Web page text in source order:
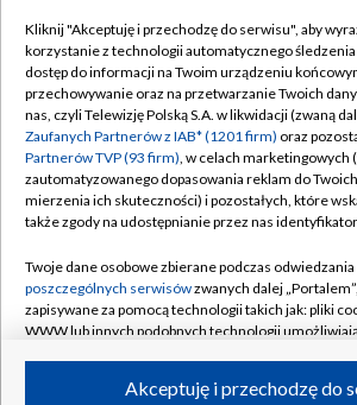
TVP
Abonament TVP
Emisja w TVP
Centrum informacji TVP
Naziemna Telewizja Cyfrowa
Rada Programowa
System NOS
Informacje o nadawcy
Program dla prasy
Regulamin TVP
Polityka
Moje zgody
Pomoc
Kontakt
Kanały
Kliknij "Akceptuję i przechodzę do serwisu", aby
korzystanie z technologii automatycznego śledzenia
dostęp do informacji na Twoim urządzeniu
przechowywanie oraz na przetwarzanie Twoich
nas, czyli Telewizję Polską S.A. w likwidacji (zwaną
Zaufanych Partnerów z IAB* (1201 firm) oraz
Partnerów TVP (93 firm), w celach marketingowych
zautomatyzowanego dopasowania reklam do
mierzenia ich skuteczności) i pozostałych, które
także zgody na udostępnianie przez nas
Twoje dane osobowe zbierane podczas
poszczególnych serwisówzwanych dalej
zapisywane za pomocą technologii takich jak: pliki
WWW lub innych podobnych technologii
ruchu w Internecie.Akceptuję i przechodzę do